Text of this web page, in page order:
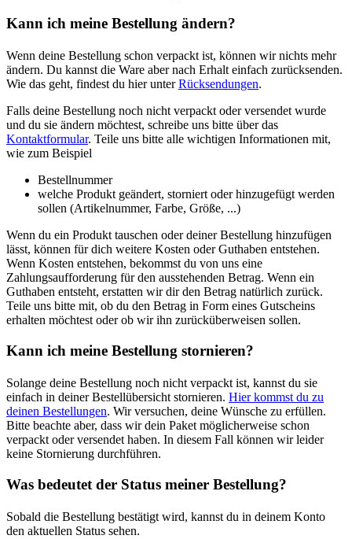
Kann ich meine Bestellung ändern?
Wenn deine Bestellung schon verpackt ist, können wir nichts mehr
ändern. Du kannst die Ware aber nach Erhalt einfach zurücksenden.
Wie das geht, findest du hier unterRücksendungen.
Falls deine Bestellung noch nicht verpackt oder versendet wurde
und du sie ändern möchtest, schreibe uns bitte über das
Kontaktformular. Teile uns bitte alle wichtigen Informationen mit,
wie zum Beispiel
Bestellnummer
welche Produkt geändert, storniert oder hinzugefügt werden
sollen (Artikelnummer, Farbe, Größe, ...)
Wenn du ein Produkt tauschen oder deiner Bestellung hinzufügen
lässt, können für dich weitere Kosten oder Guthaben entstehen.
Wenn Kosten entstehen, bekommst du von uns eine
Zahlungsaufforderung für den ausstehenden Betrag. Wenn ein
Guthaben entsteht, erstatten wir dir den Betrag natürlich zurück.
Teile uns bitte mit, ob du den Betrag in Form eines Gutscheins
erhalten möchtest oder ob wir ihn zurücküberweisen sollen.
Kann ich meine Bestellung stornieren?
Solange deine Bestellung noch nicht verpackt ist, kannst du sie
einfach in deiner Bestellübersicht stornieren. Hier kommst du zu
deinen Bestellungen. Wir versuchen, deine Wünsche zu erfüllen.
Bitte beachte aber, dass wir dein Paket möglicherweise schon
verpackt oder versendet haben. In diesem Fall können wir leider
keine Stornierung durchführen.
Was bedeutet der Status meiner Bestellung?
Sobald die Bestellung bestätigt wird, kannst du in deinem Konto
den aktuellen Status sehen.